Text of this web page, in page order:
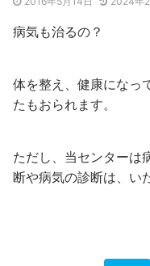
病気も治るの？
体を整え、健康になっ
たもおられます。
ただし、当センターは
断や病気の診断は、い